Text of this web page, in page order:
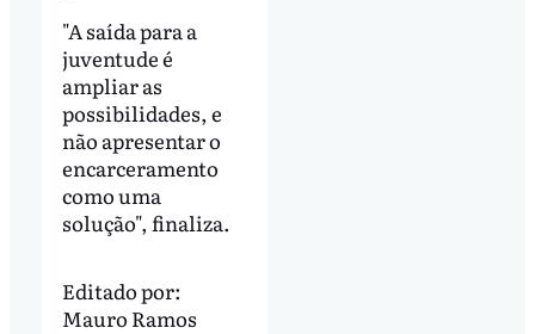
"A saída para a
juventude é
ampliar as
possibilidades, e
não apresentar o
encarceramento
como uma
solução", finaliza.
Editado por:
Mauro Ramos